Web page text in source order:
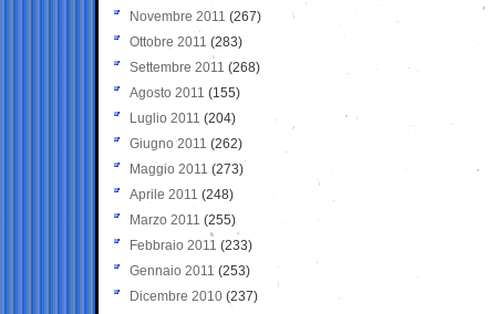
Novembre 2011 (267)
Ottobre 2011 (283)
Settembre 2011 (268)
Agosto 2011 (155)
Luglio 2011 (204)
Giugno 2011 (262)
Maggio 2011 (273)
Aprile 2011 (248)
Marzo 2011 (255)
Febbraio 2011 (233)
Gennaio 2011 (253)
Dicembre 2010 (237)